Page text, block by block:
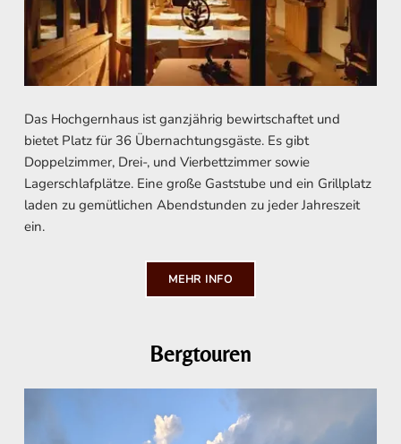
Das Hochgernhaus ist ganzjährig bewirtschaftet und
bietet Platz für 36 Übernachtungsgäste. Es gibt
Doppelzimmer, Drei-, und Vierbettzimmer sowie
Lagerschlafplätze. Eine große Gaststube und ein Grillplatz
laden zu gemütlichen Abendstunden zu jeder Jahreszeit
ein.
MEHR INFO
Bergtouren